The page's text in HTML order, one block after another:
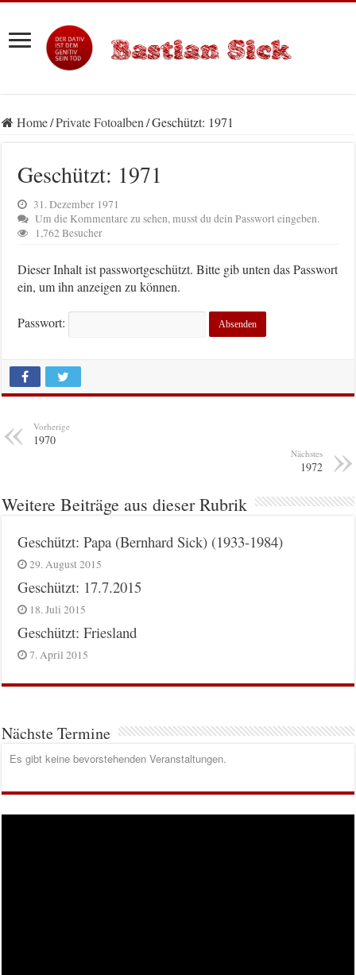
Home/Private Fotoalben/Geschützt: 1971
Geschützt: 1971
31. Dezember 1971
Um die Kommentare zu sehen, musst du dein Passwort eingeben.
1,762 Besucher
Dieser Inhalt ist passwortgeschützt. Bitte gib unten das Passwort
ein, um ihn anzeigen zu können.
Passwort:
Vorherige
1970
Nächstes
1972
Weitere Beiträge aus dieser Rubrik
Geschützt: Papa (Bernhard Sick) (1933-1984)
29. August 2015
Geschützt: 17.7.2015
18. Juli 2015
Geschützt: Friesland
7. April 2015
Nächste Termine
Es gibt keine bevorstehenden Veranstaltungen.